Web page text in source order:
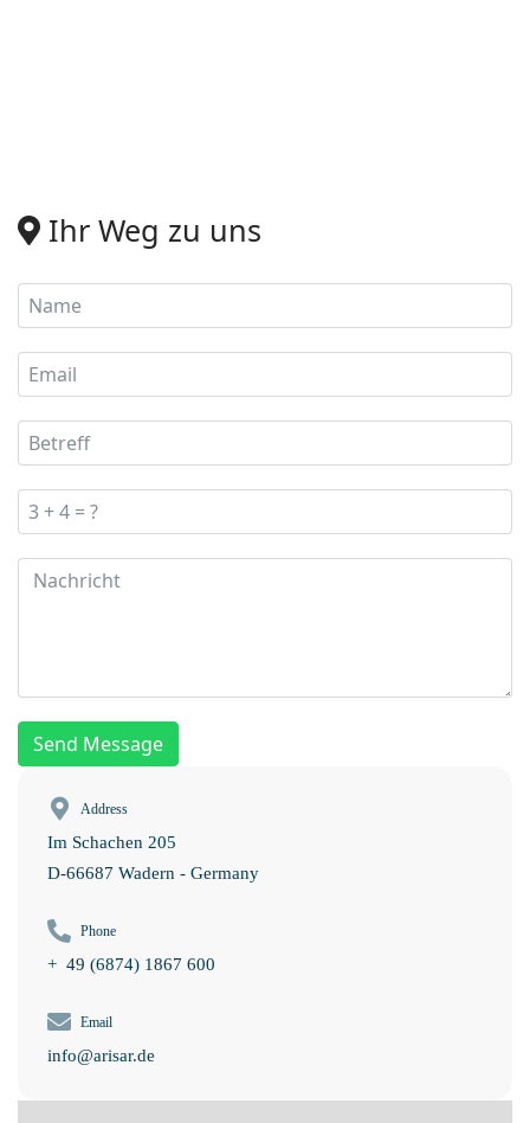
Ihr Weg zu uns
Send Message
Address
Im Schachen 205
D-66687 Wadern - Germany
Phone
+ 49 (6874) 1867 600
Email
info@arisar.de